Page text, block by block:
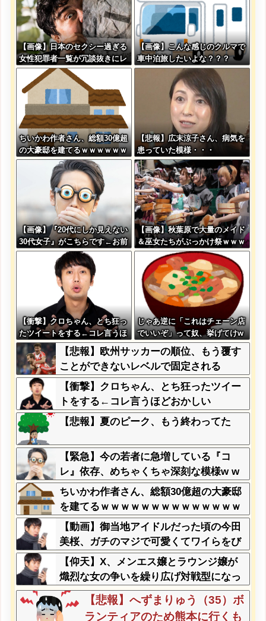
【画像】日本のセクシー過ぎる
女性犯罪者一覧が冗談抜きにレ
ベル高過ぎる件w w w w w w
w w w
【画像】こんな感じのクルマで
車中泊旅したいよな？？？
ちいかわ作者さん、総額30億超
の大豪邸を建てるｗｗｗｗｗｗ
ｗｗｗｗｗｗｗｗｗｗｗｗｗ
【悲報】広末涼子さん、病気を
患っていた模様・・・
【画像】『20代にしか見えない
30代女子』がこちらです←お前
らから見てどう？？？？？？？
【画像】秋葉原で大量のメイド
＆巫女たちがぶっかけ祭ｗｗｗ
ｗｗｗｗｗｗｗｗ
【衝撃】クロちゃん、とち狂っ
たツイートをする←コレ言うほ
どおかしいか？？？？？？
じゃあ逆に「これはチェーン店
でいいぞ」って奴、挙げてけw
wwwwwwww
【悲報】欧州サッカーの順位、もう覆す
ことができないレベルで固定される
【衝撃】クロちゃん、とち狂ったツイー
トをする←コレ言うほどおかしい
か？？？？？？
【悲報】夏のピーク、もう終わってた
【緊急】今の若者に急増している『コ
レ』依存、めちゃくちゃ深刻な模様w w
w w w w w w w w
ちいかわ作者さん、総額30億超の大豪邸
を建てるｗｗｗｗｗｗｗｗｗｗｗｗｗｗ
ｗｗｗｗｗ
【動画】御当地アイドルだった頃の今田
美桜、ガチのマジで可愛くてワイらをび
びらせまくってしまうw w w w w w w w
【仰天】X、メンエス嬢とラウンジ嬢が
熾烈な女の争いを繰り広げ対戦型になっ
てしまうw w w w w w w w
【悲報】へずまりゅう（35）ボ
ランティアのため熊本に行くも